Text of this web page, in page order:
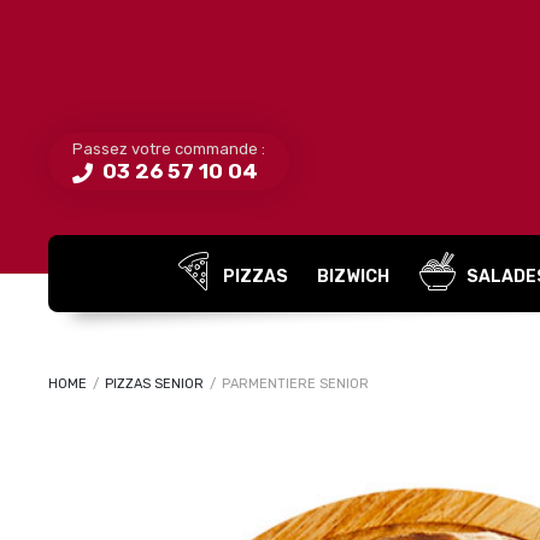
Passez votre commande :
03 26 57 10 04
PIZZAS BIZWICH
HOME / PIZZAS SENIOR / PARMENTIERE SENIOR